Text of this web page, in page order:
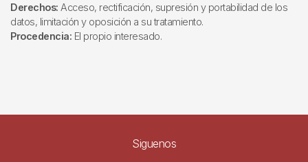
Derechos: Acceso, rectificación, supresión y portabilidad de los
datos, limitación y oposición a su tratamiento.
Procedencia: El propio interesado.
Siguenos